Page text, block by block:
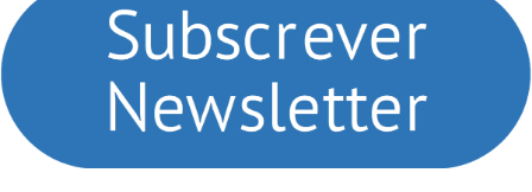
automobilismo nacional
continua em 2026